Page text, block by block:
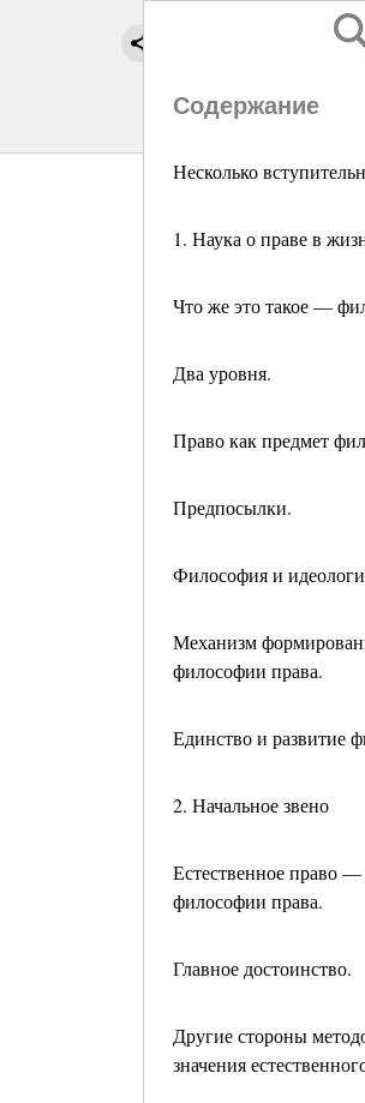
Содержание
Несколько
1. Наука о праве в
Что же это такое —
Два уровня.
Право как предмет
Предпосылки.
Философия и
Механизм
философии пра­ва.
Единство и развитие
2. Начальное звено
Естественное право —
философии права.
Главное достоинство.
Другие стороны
значения